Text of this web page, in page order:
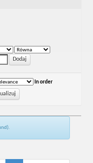
In order